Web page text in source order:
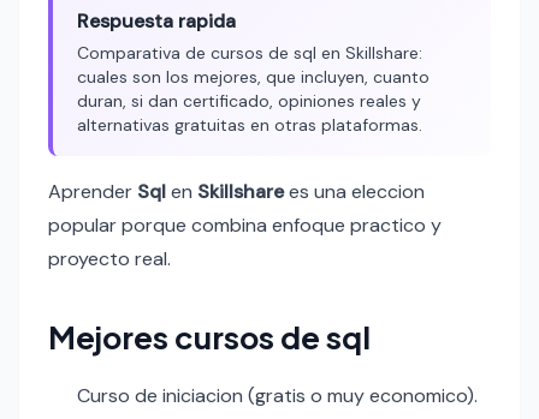
Respuesta rapida
Comparativa de cursos de sql en Skillshare:
cuales son los mejores, que incluyen, cuanto
duran, si dan certificado, opiniones reales y
alternativas gratuitas en otras plataformas.
Aprender Sqlen Skillsharees una eleccion
popular porque combina enfoque practico y
proyecto real.
Mejores cursos de sql
Curso de iniciacion (gratis o muy economico).